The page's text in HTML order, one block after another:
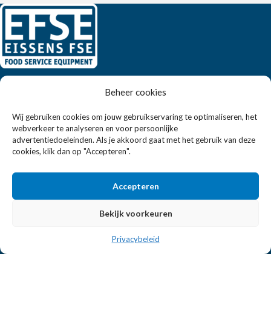
Beheer cookies
Wij gebruiken cookies om jouw gebruikservaring te optimaliseren, het
webverkeer te analyseren en voor persoonlijke
advertentiedoeleinden. Als je akkoord gaat met het gebruik van deze
cookies, klik dan op "Accepteren".
Accepteren
Bekijk voorkeuren
Privacybeleid
Eissens FSE is een horeca totaalleverancier. U vindt bij ons niet
apparatuur.
Wandelweg 198, 1521 AM Wormerveer
Telefoon:+31 6 2708 6347
verkoop@eissensfse.nl
Over ons